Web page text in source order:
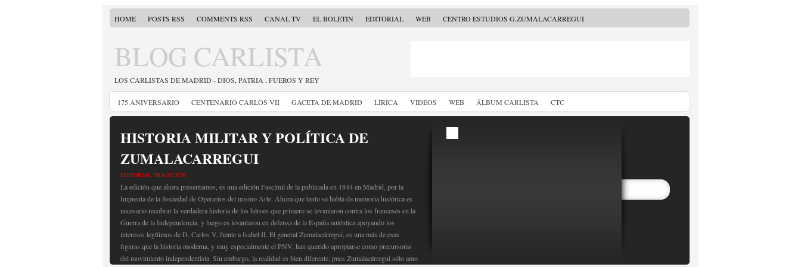
HOME POSTS RSS COMMENTS RSS CANAL TV EL BOLETIN EDITORIAL WEB CENTRO ESTUDIOS G.ZUMALACARREGUI
BLOG CARLISTA
LOS CARLISTAS DE MADRID - DIOS, PATRIA , FUEROS Y REY
175 ANIVERSARIO CENTENARIO CARLOS VII GACETA DE MADRID LÍRICA VIDEOS WEB ÁLBUM CARLISTA CTC
HISTORIA MILITAR Y POLÍTICA DE
ZUMALACARREGUI
EDITORIAL TRADICIÓN
La edición que ahora presentamos, es una edición Fascímil de la publicada en 1844 en Madrid, por la
Imprenta de la Sociedad de Operarios del mismo Arte. Ahora que tanto se habla de memoria histórica es
necesario recobrar la verdadera historia de los héroes que primero se levantaron contra los franceses en la
Guerra de la Independencia, y luego es levantaron en defensa de la España auténtica apoyando los
intereses legítimos de D. Carlos V, frente a Isabel II. El general Zumalacárregui, es una más de esas
figuras que la historia moderna, y muy especialmente el PNV, han querido apropiarse como precursoras
del movimiento independentista. Sin embargo, la realidad es bien diferente, pues Zumalacárregui sólo amo